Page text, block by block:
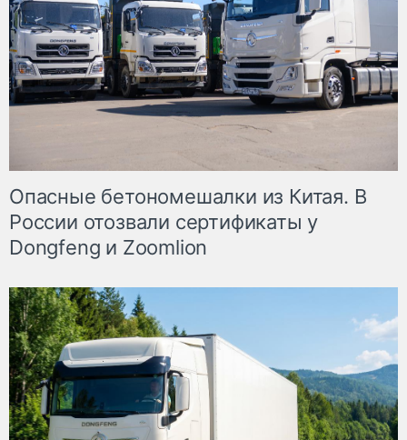
Опасные бетономешалки из Китая. В
России отозвали сертификаты у
Dongfeng и Zoomlion